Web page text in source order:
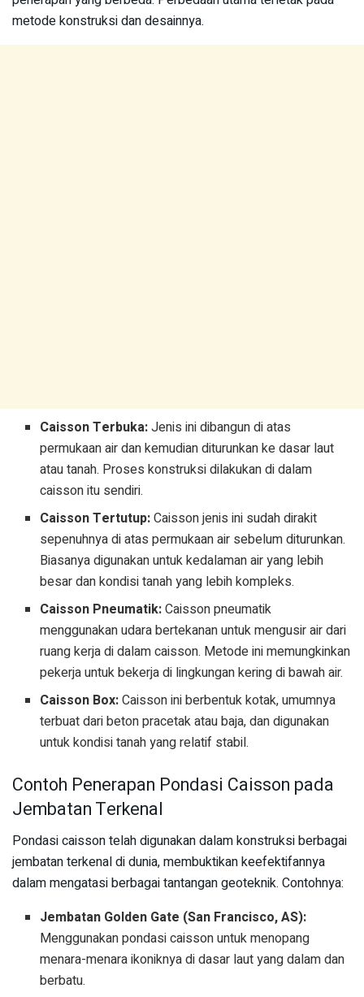
metode konstruksi dan desainnya.
Caisson Terbuka:Jenis ini dibangun di atas
permukaan air dan kemudian diturunkan ke dasar laut
atau tanah. Proses konstruksi dilakukan di dalam
caisson itu sendiri.
Caisson Tertutup:Caisson jenis ini sudah dirakit
sepenuhnya di atas permukaan air sebelum diturunkan.
Biasanya digunakan untuk kedalaman air yang lebih
besar dan kondisi tanah yang lebih kompleks.
Caisson Pneumatik:Caisson pneumatik
menggunakan udara bertekanan untuk mengusir air dari
ruang kerja di dalam caisson. Metode ini memungkinkan
pekerja untuk bekerja di lingkungan kering di bawah air.
Caisson Box:Caisson ini berbentuk kotak, umumnya
terbuat dari beton pracetak atau baja, dan digunakan
untuk kondisi tanah yang relatif stabil.
Contoh Penerapan Pondasi Caisson pada
Jembatan Terkenal
Pondasi caisson telah digunakan dalam konstruksi berbagai
jembatan terkenal di dunia, membuktikan keefektifannya
dalam mengatasi berbagai tantangan geoteknik. Contohnya:
Jembatan Golden Gate (San Francisco, AS):
Menggunakan pondasi caisson untuk menopang
menara-menara ikoniknya di dasar laut yang dalam dan
berbatu.